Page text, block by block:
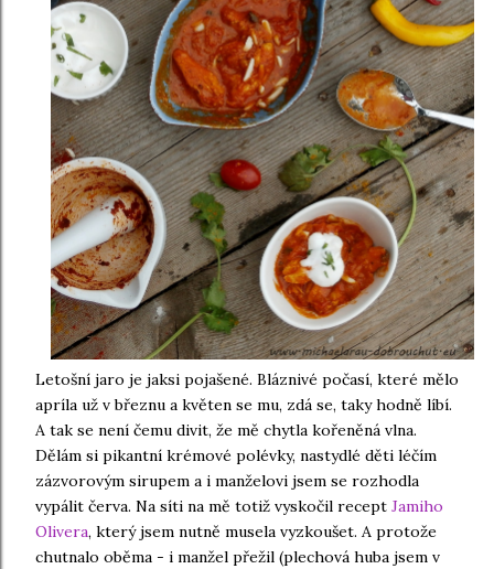
Letošní jaro je jaksi pojašené. Bláznivé počasí, které mělo
apríla už v březnu a květen se mu, zdá se, taky hodně líbí.
A tak se není čemu divit, že mě chytla kořeněná vlna.
Dělám si pikantní krémové polévky, nastydlé děti léčím
zázvorovým sirupem a i manželovi jsem se rozhodla
vypálit červa. Na síti na mě totiž vyskočil recept Jamiho
Olivera, který jsem nutně musela vyzkoušet. A protože
chutnalo oběma - i manžel přežil (plechová huba jsem v